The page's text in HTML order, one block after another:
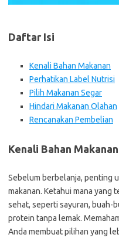
Daftar Isi
Kenali Bahan Makanan
Perhatikan Label Nutrisi
Pilih Makanan Segar
Hindari Makanan Olahan
Rencanakan Pembelian
Kenali Bahan Makanan
Sebelum berbelanja, penting
makanan. Ketahui mana yang
sehat, seperti sayuran, buah-
protein tanpa lemak.
Anda membuat pilihan yang